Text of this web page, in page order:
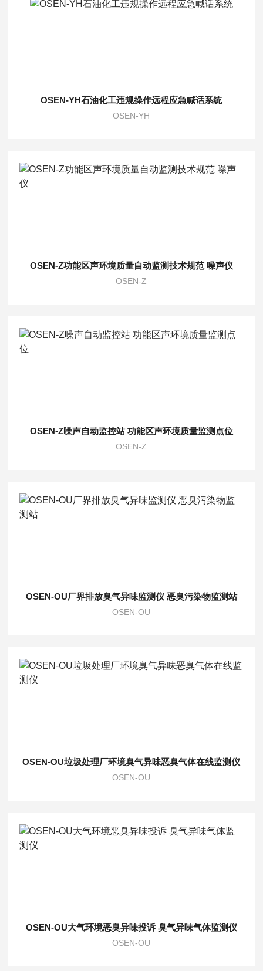
OSEN-YH石油化工违规操作远程应急喊话系统
OSEN-YH
OSEN-Z功能区声环境质量自动监测技术规范 噪声仪
OSEN-Z
OSEN-Z噪声自动监控站 功能区声环境质量监测点位
OSEN-Z
OSEN-OU厂界排放臭气异味监测仪 恶臭污染物监测站
OSEN-OU
OSEN-OU垃圾处理厂环境臭气异味恶臭气体在线监测仪
OSEN-OU
OSEN-OU大气环境恶臭异味投诉 臭气异味气体监测仪
OSEN-OU